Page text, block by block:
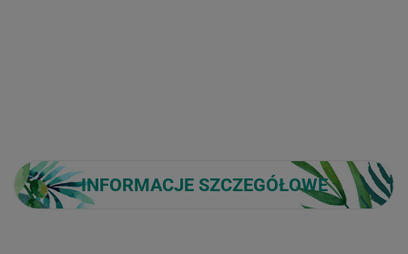
INFORMACJE SZCZEGÓŁOWE